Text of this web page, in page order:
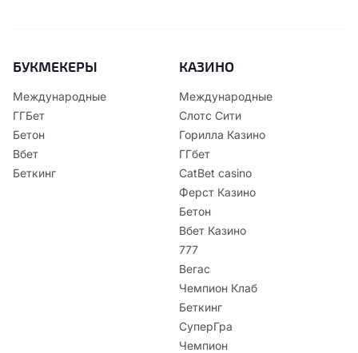
БУКМЕКЕРЫ
Международные
ГГБет
Бетон
Вбет
Беткинг
КАЗИНО
Международные
Слотс Сити
Горилла Казино
ГГбет
CatBet casino
Ферст Казино
Бетон
Вбет Казино
777
Вегас
Чемпион Клаб
Беткинг
СуперГра
Чемпион